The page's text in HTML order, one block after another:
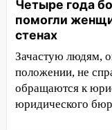
15:32 На
летнего
15:00 В
14:32 На
Четыре года
помогли
стенах
Зачастую людям,
положении, не
обращаются к
юридического